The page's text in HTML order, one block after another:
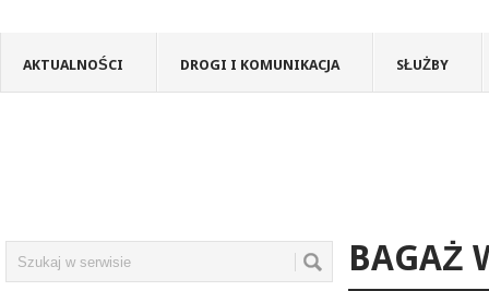
AKTUALNOŚCI DROGI I KOMUNIKACJA SŁUŻBY
BAGAŻ